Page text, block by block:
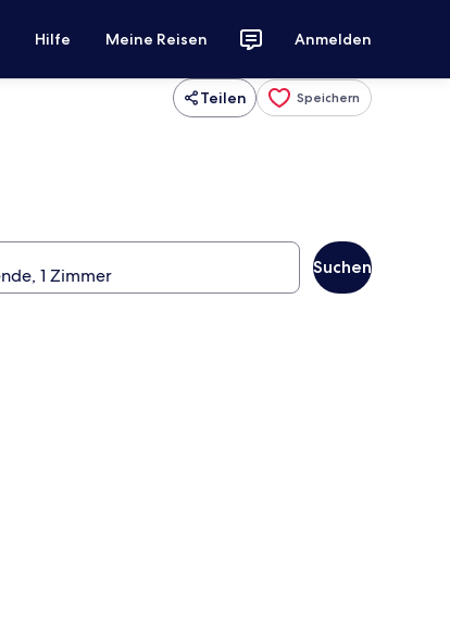
Hilfe Meine Reisen Anmelden
Teilen Speichern
Suchen